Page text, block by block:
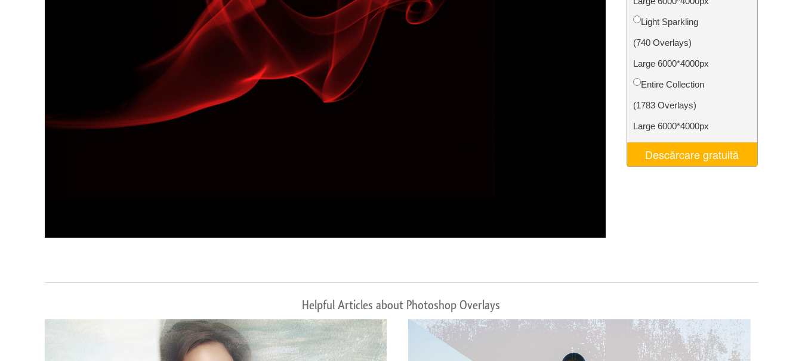
Retusarea produsului Servicii Bijuterii Retușând Servicii
Light Sparkling
(740 Overlays)
Large 6000*4000px
Entire Collection
(1783 Overlays)
Large 6000*4000px
Descărcare gratuită
Helpful Articles about Photoshop Overlays